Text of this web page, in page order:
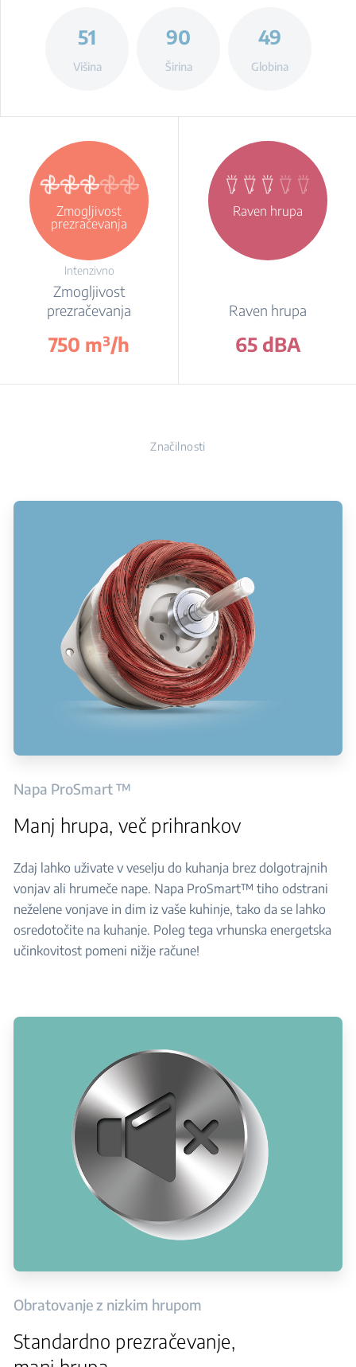
51
Višina
90
Širina
49
Globina
Zmogljivost
prezračevanja
Intenzivno
Zmogljivost
prezračevanja
750 m³/h
Raven hrupa
Raven hrupa
65 dBA
Značilnosti
Napa ProSmart ™
Manj hrupa, več prihrankov
Zdaj lahko uživate v veselju do kuhanja brez dolgotrajnih
vonjav ali hrumeče nape. Napa ProSmart™ tiho odstrani
neželene vonjave in dim iz vaše kuhinje, tako da se lahko
osredotočite na kuhanje. Poleg tega vrhunska energetska
učinkovitost pomeni nižje račune!
Obratovanje z nizkim hrupom
Standardno prezračevanje,